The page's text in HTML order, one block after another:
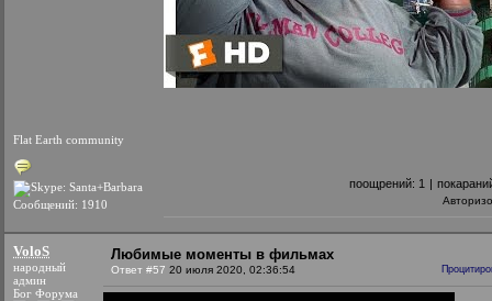
Flat Earth community
Сообщений: 1910
поощрений: 1 |
VoloS
народный
админ
Бог Форума
Любимые моменты в фильмах
Ответ #57 20 июля 2020, 02:36:54